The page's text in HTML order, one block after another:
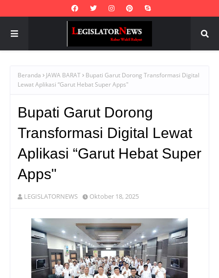
Beranda JAWA BARAT
Bupati Garut Dorong Transformasi Digital
Lewat Aplikasi “Garut Hebat Super Apps"
Bupati Garut Dorong
Transformasi Digital Lewat
Aplikasi “Garut Hebat Super
Apps"
LEGISLATORNEWS Oktober 18, 2025